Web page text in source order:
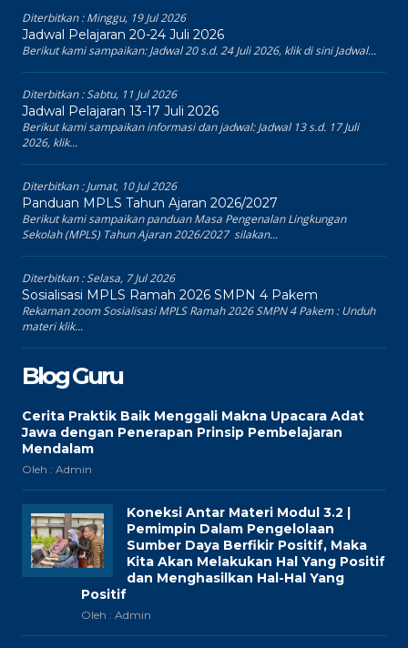
Diterbitkan :Minggu, 19 Jul 2026
Jadwal Pelajaran 20-24 Juli 2026
Berikut kami sampaikan: Jadwal 20 s.d. 24 Juli 2026, klik di sini Jadwal...
Diterbitkan :Sabtu, 11 Jul 2026
Jadwal Pelajaran 13-17 Juli 2026
Berikut kami sampaikan informasi dan jadwal: Jadwal 13 s.d. 17 Juli
2026, klik...
Diterbitkan :Jumat, 10 Jul 2026
Panduan MPLS Tahun Ajaran 2026/2027
Berikut kami sampaikan panduan Masa Pengenalan Lingkungan
Sekolah (MPLS) Tahun Ajaran 2026/2027 silakan...
Diterbitkan :Selasa, 7 Jul 2026
Sosialisasi MPLS Ramah 2026 SMPN 4 Pakem
Rekaman zoom Sosialisasi MPLS Ramah 2026 SMPN 4 Pakem : Unduh
materi klik...
Blog Guru
Cerita Praktik Baik Menggali Makna Upacara Adat
Jawa dengan Penerapan Prinsip Pembelajaran
Mendalam
Oleh : Admin
Koneksi Antar Materi Modul 3.2 |
Pemimpin Dalam Pengelolaan
Sumber Daya Berfikir Positif, Maka
Kita Akan Melakukan Hal Yang Positif
dan Menghasilkan Hal-Hal Yang
Positif
Oleh : Admin